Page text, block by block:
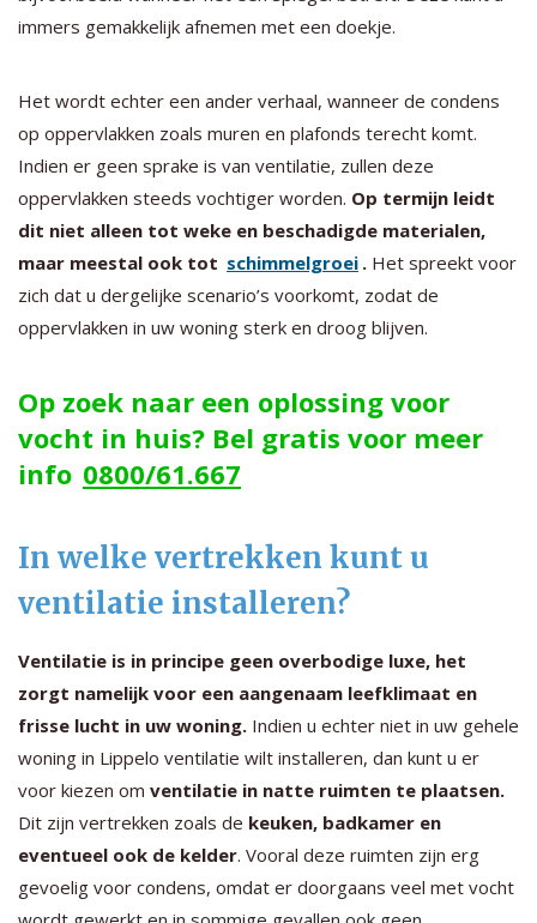
immers gemakkelijk afnemen met een doekje.
Het wordt echter een ander verhaal, wanneer de condens
op oppervlakken zoals muren en plafonds terecht komt.
Indien er geen sprake is van ventilatie, zullen deze
oppervlakken steeds vochtiger worden. Op termijn leidt
dit niet alleen tot weke en beschadigde materialen,
maar meestal ook tot schimmelgroei . Het spreekt voor
zich dat u dergelijke scenario’s voorkomt, zodat de
oppervlakken in uw woning sterk en droog blijven.
Op zoek naar een oplossing voor
vocht in huis? Bel gratis voor meer
info 0800/61.667
In welke vertrekken kunt u
ventilatie installeren?
Ventilatie is in principe geen overbodige luxe, het
zorgt namelijk voor een aangenaam leefklimaat en
frisse lucht in uw woning. Indien u echter niet in uw gehele
woning in Lippelo ventilatie wilt installeren, dan kunt u er
voor kiezen om ventilatie in natte ruimten te plaatsen.
Dit zijn vertrekken zoals de keuken, badkamer en
eventueel ook de kelder. Vooral deze ruimten zijn erg
gevoelig voor condens, omdat er doorgaans veel met vocht